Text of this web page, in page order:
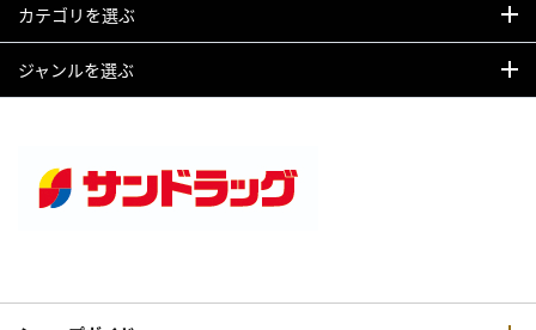
カテゴリを選ぶ
ジャンルを選ぶ